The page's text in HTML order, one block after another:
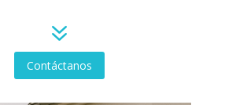
7
Contáctanos